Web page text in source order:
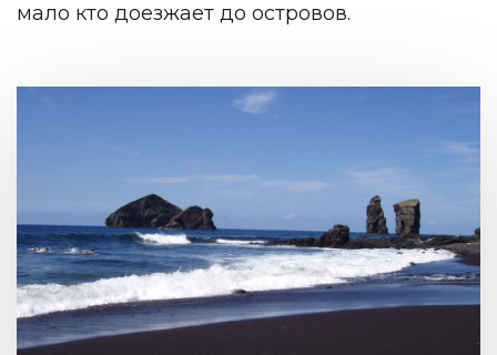
мало кто доезжает до островов.